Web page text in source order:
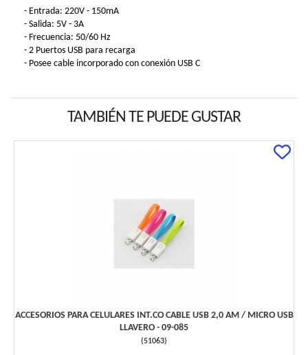
- Entrada: 220V - 150mA
- Salida: 5V - 3A
- Frecuencia: 50/60 Hz
- 2 Puertos USB para recarga
- Posee cable incorporado con conexión USB C
TAMBIÉN TE PUEDE GUSTAR
ACCESORIOS PARA CELULARES INT.CO CABLE USB 2,0 AM / MICRO USB
LLAVERO - 09-085
(51063)